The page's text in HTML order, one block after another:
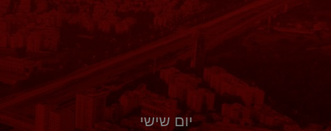
יום שישי